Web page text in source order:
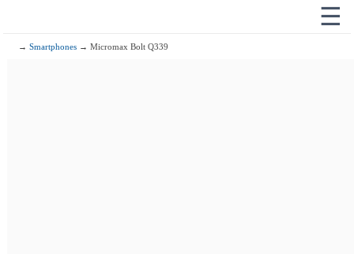
☰
→Smartphones → Micromax Bolt Q339